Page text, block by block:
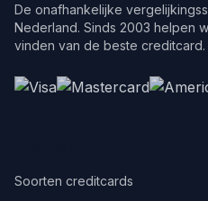
De onafhankelijke
Nederland. Sinds 2003 helpen
vinden van de beste creditcard.
Soorten creditcards